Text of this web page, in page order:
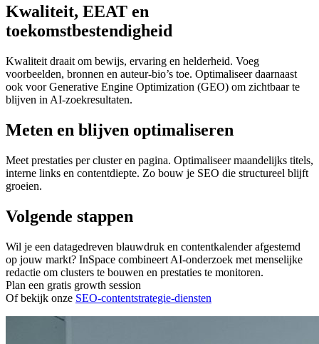
Kwaliteit, EEAT en
toekomstbestendigheid
Kwaliteit draait om bewijs, ervaring en helderheid. Voeg
voorbeelden, bronnen en auteur-bio’s toe. Optimaliseer daarnaast
ook voorGenerative Engine Optimization (GEO) om zichtbaar te
blijven in AI-zoekresultaten.
Meten en blijven optimaliseren
Meet prestaties per cluster en pagina. Optimaliseer maandelijks titels,
interne links en contentdiepte. Zo bouw je SEO die structureel blijft
groeien.
Volgende stappen
Wil je een datagedreven blauwdruk en contentkalender afgestemd
op jouw markt? InSpace combineert AI-onderzoek met menselijke
redactie om clusters te bouwen en prestaties te monitoren.
Plan een gratis growth session
Of bekijk onze SEO-contentstrategie-diensten